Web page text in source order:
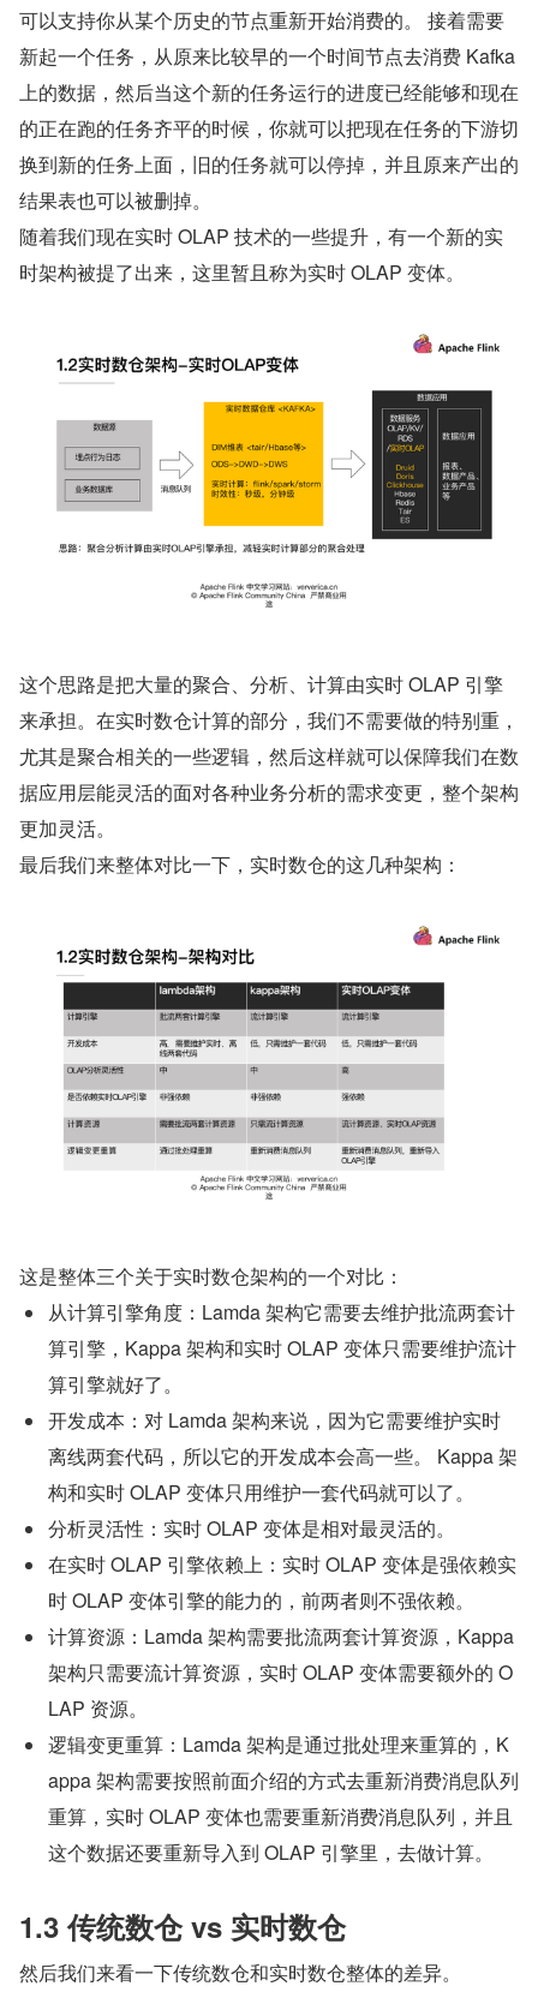
可以支持你从某个历史的节点重新开始消费的。 接着需要
新起一个任务，从原来比较早的一个时间节点去消费 Kafka
上的数据，然后当这个新的任务运行的进度已经能够和现在
的正在跑的任务齐平的时候，你就可以把现在任务的下游切
换到新的任务上面，旧的任务就可以停掉，并且原来产出的
结果表也可以被删掉。
随着我们现在实时 OLAP 技术的一些提升，有一个新的实
时架构被提了出来，这里暂且称为实时 OLAP 变体。
这个思路是把大量的聚合、分析、计算由实时 OLAP 引擎
来承担。在实时数仓计算的部分，我们不需要做的特别重，
尤其是聚合相关的一些逻辑，然后这样就可以保障我们在数
据应用层能灵活的面对各种业务分析的需求变更，整个架构
更加灵活。
最后我们来整体对比一下，实时数仓的这几种架构：
这是整体三个关于实时数仓架构的一个对比：
从计算引擎角度：Lamda 架构它需要去维护批流两套计
算引擎，Kappa 架构和实时 OLAP 变体只需要维护流计
算引擎就好了。
开发成本：对 Lamda 架构来说，因为它需要维护实时
离线两套代码，所以它的开发成本会高一些。 Kappa 架
构和实时 OLAP 变体只用维护一套代码就可以了。
分析灵活性：实时 OLAP 变体是相对最灵活的。
在实时 OLAP 引擎依赖上：实时 OLAP 变体是强依赖实
时 OLAP 变体引擎的能力的，前两者则不强依赖。
计算资源：Lamda 架构需要批流两套计算资源，Kappa
架构只需要流计算资源，实时 OLAP 变体需要额外的 O
LAP 资源。
逻辑变更重算：Lamda 架构是通过批处理来重算的，K
appa 架构需要按照前面介绍的方式去重新消费消息队列
重算，实时 OLAP 变体也需要重新消费消息队列，并且
这个数据还要重新导入到 OLAP 引擎里，去做计算。
1.3 传统数仓 vs 实时数仓
然后我们来看一下传统数仓和实时数仓整体的差异。